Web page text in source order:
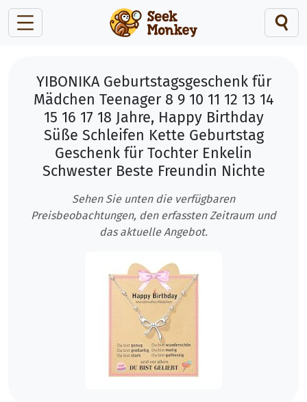
YIBONIKA Geburtstagsgeschenk für
Mädchen Teenager 8 9 10 11 12 13 14
15 16 17 18 Jahre, Happy Birthday
Süße Schleifen Kette Geburtstag
Geschenk für Tochter Enkelin
Schwester Beste Freundin Nichte
Sehen Sie unten die verfügbaren
Preisbeobachtungen, den erfassten Zeitraum und
das aktuelle Angebot.